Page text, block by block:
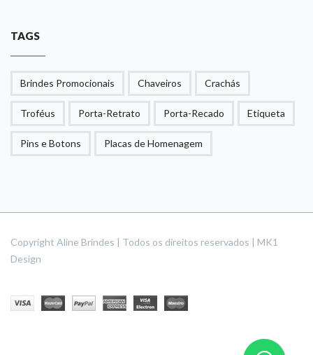
TAGS
Brindes Promocionais Chaveiros Crachás
Troféus Porta-Retrato Porta-Recado Etiqueta
Pins e Botons Placas de Homenagem
Copyright Aline Brindes | Todos os direitos reservados | MK1
Design